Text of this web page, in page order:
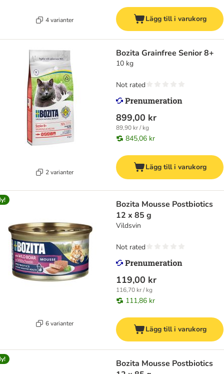
4 varianter Lägg till i varukorg
2 varianter
Bozita Grainfree Senior 8+
10 kg
899,00 kr
89,90 kr / kg
845,06 kr
Not rated
Lägg till i varukorg
6 varianter
Bozita Mousse Postbiotics
12 x 85 g
Vildsvin
119,00 kr
116,70 kr / kg
111,86 kr
Not rated
Lägg till i varukorg
Bozita Mousse Postbiotics